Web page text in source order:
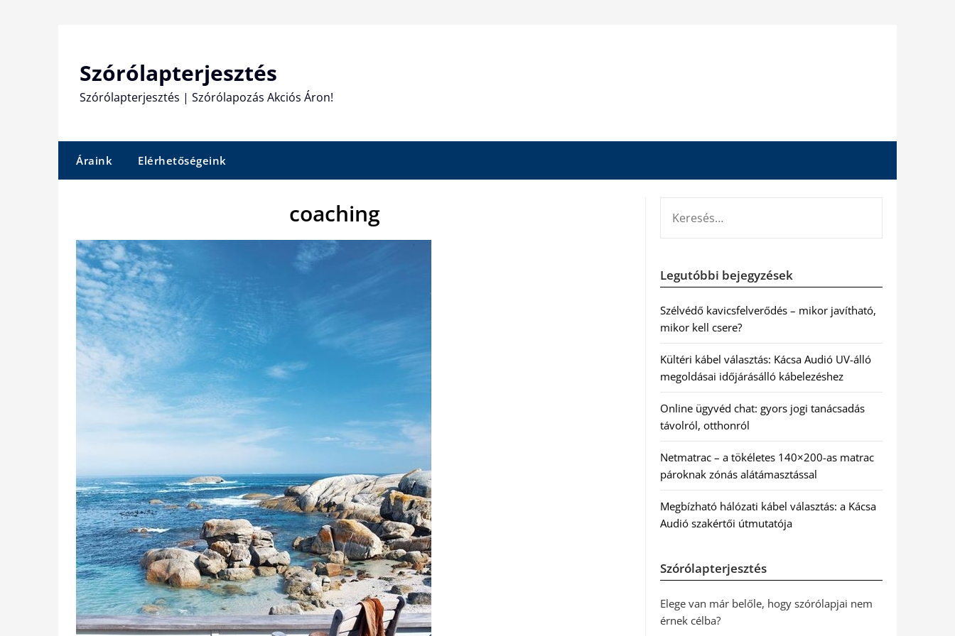
Szórólapterjesztés
Szórólapterjesztés | Szórólapozás Akciós Áron!
Áraink Elérhetőségeink
coaching
Legutóbbi bejegyzések
Szélvédő kavicsfelverődés – mikor javítható,
mikor kell csere?
Kültéri kábel választás: Kácsa Audió UV-álló
megoldásai időjárásálló kábelezéshez
Online ügyvéd chat: gyors jogi tanácsadás
távolról, otthonról
Netmatrac – a tökéletes 140×200-as matrac
pároknak zónás alátámasztással
Megbízható hálózati kábel választás: a Kácsa
Audió szakértői útmutatója
Szórólapterjesztés
Elege van már belőle, hogy szórólapjai nem
érnek célba?